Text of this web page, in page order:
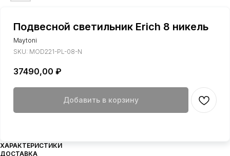
Подвесной светильник Erich 8 никель
Maytoni
SKU: MOD221-PL-08-N
37490,00 ₽
Добавить в корзину
ХАРАКТЕРИСТИКИ
ДОСТАВКА